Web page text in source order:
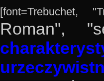
[font=Trebuchet,
Roman",